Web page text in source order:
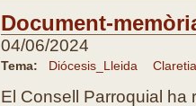
Document-
04/06/2024
Tema: Diócesis_Lleida
El Consell Parroquial ha